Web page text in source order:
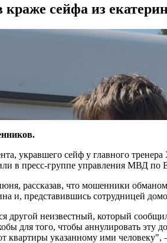
краже сейфа из
укравшего сейф у главного
в пресс-группе управления МВД по
рассказав, что мошенники обманом
и, представившись сотрудницей
другой неизвестный, который
для того, чтобы аннулировать эту
квартиры указанному ими